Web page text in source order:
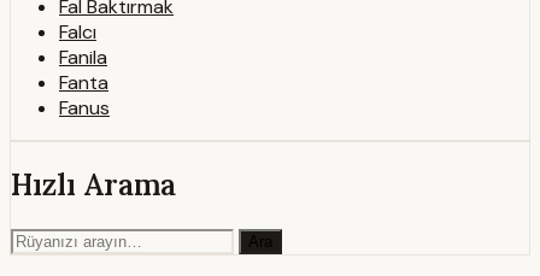
Fal Baktırmak
Falcı
Fanila
Fanta
Fanus
Hızlı Arama
Ara